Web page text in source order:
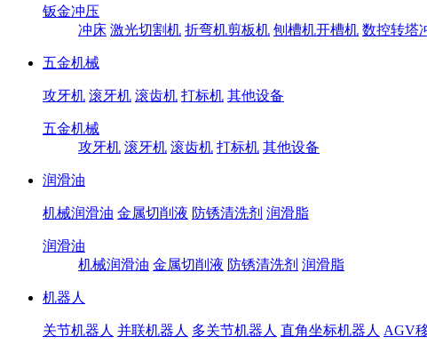
钣金冲压
冲床 激光切割机 折弯机剪板机 刨槽机开槽机 数控转塔
五金机械
攻牙机 滚牙机 滚齿机 打标机 其他设备
五金机械
攻牙机 滚牙机 滚齿机 打标机 其他设备
润滑油
机械润滑油 金属切削液 防锈清洗剂 润滑脂
润滑油
机械润滑油 金属切削液 防锈清洗剂 润滑脂
机器人
关节机器人 并联机器人 多关节机器人 直角坐标机器人 AGV